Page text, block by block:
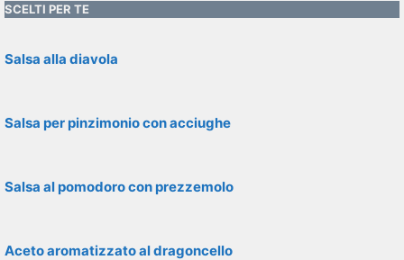
SCELTI PER TE
Salsa alla diavola
Salsa per pinzimonio con acciughe
Salsa al pomodoro con prezzemolo
Aceto aromatizzato al dragoncello